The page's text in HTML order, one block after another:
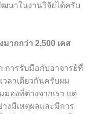
นาในงานวิจัยได้ครับ
ากกว่า 2,500 เคส
การรับมือกับอาจารย์ที่
ลาเดียวกันครับผม
มองที่ต่างจากเรา แต่
งมีเหตุผลและมีการ